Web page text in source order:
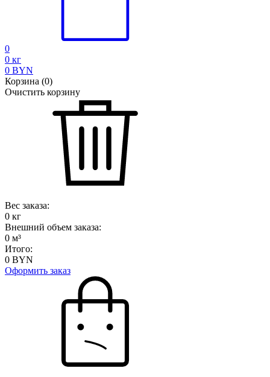
0
0 кг
0 BYN
Корзина (0)
Очистить корзину
Вес заказа:
0 кг
Внешний объем заказа:
0 м³
Итого:
0 BYN
Оформить заказ